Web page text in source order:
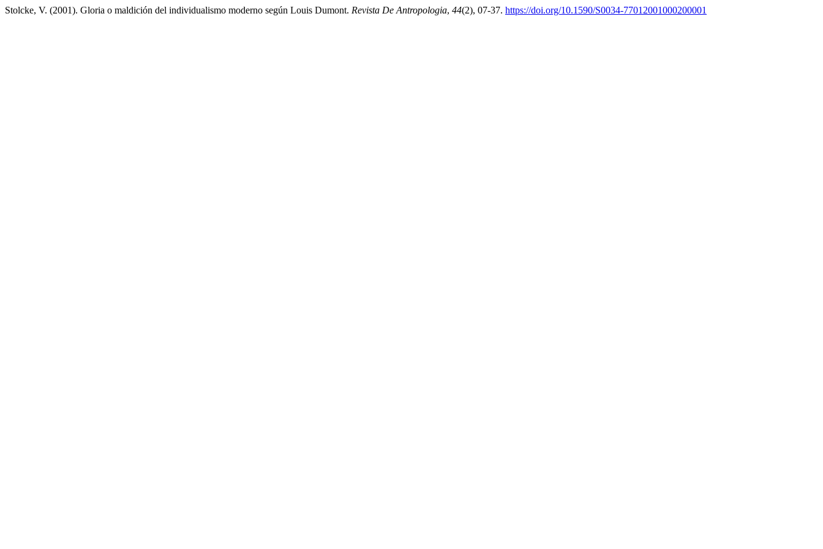
Stolcke, V. (2001). Gloria o maldición del individualismo moderno según Louis Dumont. Revista De Antropologia, 44(2), 07-37. https://doi.org/10.1590/S0034-77012001000200001